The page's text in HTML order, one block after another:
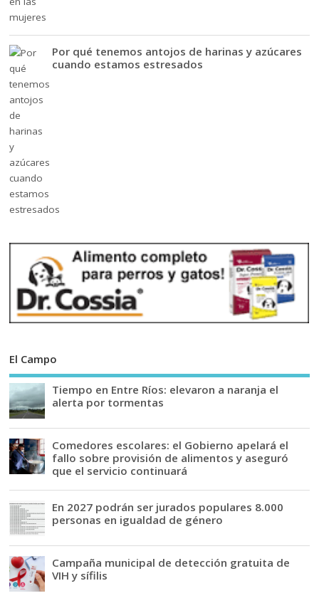
Por qué tenemos antojos de harinas y azúcares
cuando estamos estresados
El Campo
Tiempo en Entre Ríos: elevaron a naranja el
alerta por tormentas
Comedores escolares: el Gobierno apelará el
fallo sobre provisión de alimentos y aseguró
que el servicio continuará
En 2027 podrán ser jurados populares 8.000
personas en igualdad de género
Campaña municipal de detección gratuita de
VIH y sífilis